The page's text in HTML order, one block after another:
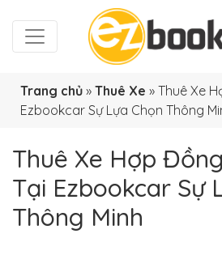
Trang chủ » Thuê Xe » Thuê Xe
Ezbookcar Sự Lựa Chọn Thông
Thuê Xe Hợp
Tại Ezbookcar Sự
Thông Minh